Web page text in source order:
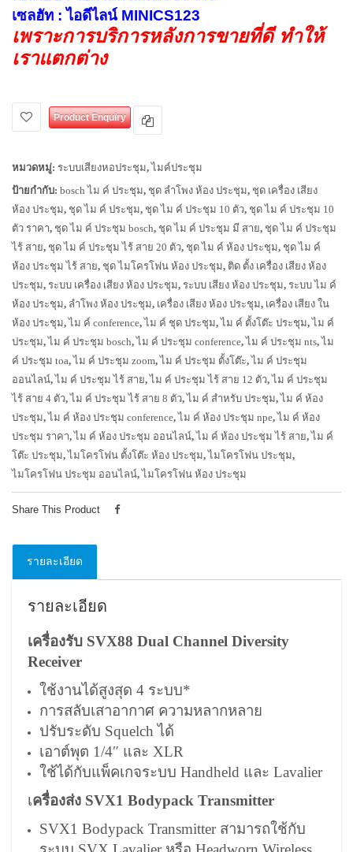
เซลฮัท : ไอดีไลน์ MINICS123
เพราะการบริการหลังการขายที่ดี ทำให้
เราแตกต่าง
Product Enquiry
หมวดหมู่: ระบบเสียงหอประชุม,ไมค์ประชุม
ป้ายกำกับ: bosch ไม ค์ ประชุม, ชุด ลำโพง ห้อง ประชุม, ชุด เครื่อง เสียง
ห้อง ประชุม, ชุด ไม ค์ ประชุม, ชุด ไม ค์ ประชุม 10 ตัว, ชุด ไม ค์ ประชุม 10
ตัว ราคา, ชุด ไม ค์ ประชุม bosch, ชุด ไม ค์ ประชุม มี สาย, ชุด ไม ค์ ประชุม
ไร้ สาย, ชุด ไม ค์ ประชุม ไร้ สาย 20 ตัว, ชุด ไม ค์ ห้อง ประชุม, ชุด ไม ค์
ห้อง ประชุม ไร้ สาย, ชุด ไมโครโฟน ห้อง ประชุม, ติด ตั้ง เครื่อง เสียง ห้อง
ประชุม, ระบบ เครื่อง เสียง ห้อง ประชุม, ระบบ เสียง ห้อง ประชุม, ระบบ ไม ค์
ห้อง ประชุม, ลำโพง ห้อง ประชุม, เครื่อง เสียง ห้อง ประชุม, เครื่อง เสียง ใน
ห้อง ประชุม,ไม ค์ conference,ไม ค์ ชุด ประชุม,ไม ค์ ตั้งโต๊ะ ประชุม,ไม ค์
ประชุม,ไม ค์ ประชุม bosch,ไม ค์ ประชุม conference,ไม ค์ ประชุม nts,ไม
ค์ ประชุม toa,ไม ค์ ประชุม zoom,ไม ค์ ประชุม ตั้งโต๊ะ,ไม ค์ ประชุม
ออนไลน์,ไม ค์ ประชุม ไร้ สาย,ไม ค์ ประชุม ไร้ สาย 12 ตัว,ไม ค์ ประชุม
ไร้ สาย 4 ตัว,ไม ค์ ประชุม ไร้ สาย 8 ตัว,ไม ค์ สำหรับ ประชุม,ไม ค์ ห้อง
ประชุม,ไม ค์ ห้อง ประชุม conference,ไม ค์ ห้อง ประชุม npe,ไม ค์ ห้อง
ประชุม ราคา,ไม ค์ ห้อง ประชุม ออนไลน์,ไม ค์ ห้อง ประชุม ไร้ สาย,ไม ค์
โต๊ะ ประชุม,ไมโครโฟน ตั้งโต๊ะ ห้อง ประชุม,ไมโครโฟน ประชุม,
ไมโครโฟน ประชุม ออนไลน์,ไมโครโฟน ห้อง ประชุม
Share This Product
รายละเอียด
รายละเอียด
เครื่องรับ SVX88 Dual Channel Diversity
Receiver
ใช้งานได้สูงสุด 4 ระบบ*
การสลับเสาอากาศ ความหลากหลาย
ปรับระดับ Squelch ได้
เอาต์พุต 1/4″ และ XLR
ใช้ได้กับแพ็คเกจระบบ Handheld และ Lavalier
เครื่องส่ง SVX1 Bodypack Transmitter
SVX1 Bodypack Transmitter สามารถใช้กับ